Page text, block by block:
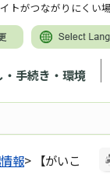
・手続き・環境
トがつながりにくい
報> 【がいこ